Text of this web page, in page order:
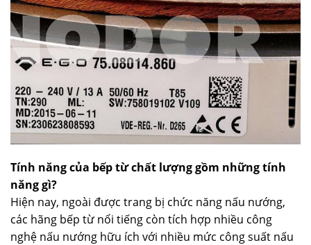
Tính năng của bếp từ chất lượng gồm những tính
năng gì?
Hiện nay, ngoài được trang bị chức năng nấu nướng,
các hãng bếp từ nổi tiếng còn tích hợp nhiều công
nghệ nấu nướng hữu ích với nhiều mức công suất nấu